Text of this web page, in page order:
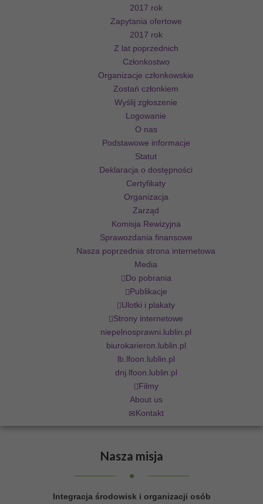
2017 rok
Zapytania ofertowe
2017 rok
Z lat poprzednich
Członkostwo
Organizacje członkowskie
Zostań członkiem
Wyślij zgłoszenie
Logowanie
O nas
Podstawowe informacje
Statut
Deklaracja o dostępności
Certyfikaty
Organizacja
Zarząd
Komisja Rewizyjna
Sprawozdania finansowe
Nasza poprzednia strona internetowa
Media
Do pobrania
Publikacje
Ulotki i plakaty
Strony internetowe
niepelnosprawni.lublin.pl
biurokarieron.lublin.pl
lb.lfoon.lublin.pl
dnj.lfoon.lublin.pl
Filmy
About us
Kontakt
Nasza misja
Integracja środowisk i organizacji osób